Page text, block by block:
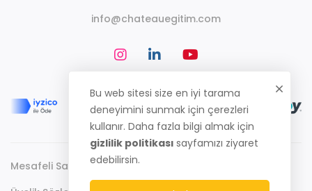
info@chateauegitim.com
Mesafeli Satış Sözleşmesi
Bu web sitesi size en iyi tarama
deneyimini sunmak için çerezleri
kullanır. Daha fazla bilgi almak için
gizlilik politikası sayfamızı ziyaret
edebilirsin.